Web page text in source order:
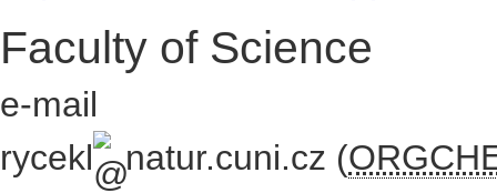
Faculty of Science
e-mail
rycekl
natur.cuni.cz (